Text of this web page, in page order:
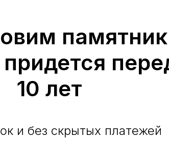
10 лет
и без скрытых платежей